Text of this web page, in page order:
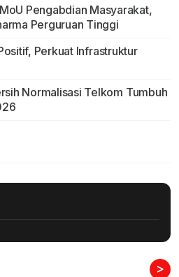
Pengabdian Masyarakat,
Perguruan Tinggi
Perkuat Infrastruktur
Normalisasi Telkom Tumbuh
>